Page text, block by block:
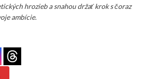
hrozieb a snahou držať krok s čoraz
ambície.